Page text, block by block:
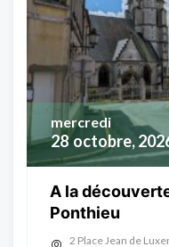
28 octobre,
mercredi
A la
Ponthieu
2 Place Jean de